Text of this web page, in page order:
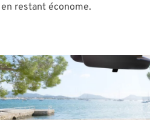
restant économe.